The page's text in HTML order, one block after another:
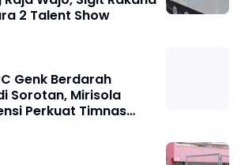
2 Talent Show
Genk Berdarah
Sorotan, Mirisola
Perkuat Timnas